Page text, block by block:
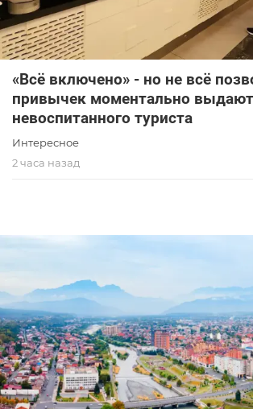
«Всё включено» - но не всё
привычек моментально выдают
невоспитанного туриста
Интересное
2 часа назад